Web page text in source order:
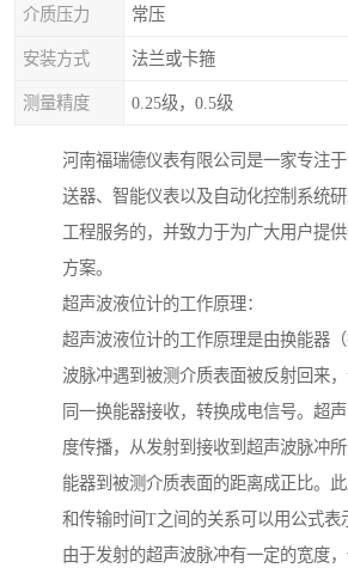
介质压力 常压
安装方式 法兰或卡箍
测量精度 0.25级，0.5级
河南福瑞德仪表有限公司是一家专注
送器、智能仪表以及自动化控制系统
工程服务的，并致力于为广大用户提
方案。
超声波液位计的工作原理：
超声波液位计的工作原理是由换能器
波脉冲遇到被测介质表面被反射回来
同一换能器接收，转换成电信号。超
度传播，从发射到接收到超声波脉冲
能器到被测介质表面的距离成正比。
和传输时间T之间的关系可以用公式表
由于发射的超声波脉冲有一定的宽度